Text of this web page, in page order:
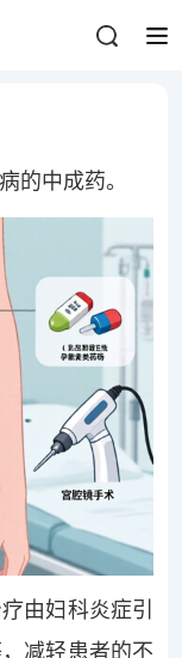
的中成药。
由妇科炎症引
减轻患者的不